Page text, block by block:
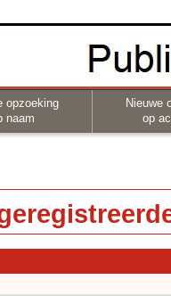
opzoeking
naam
Nieuwe
op